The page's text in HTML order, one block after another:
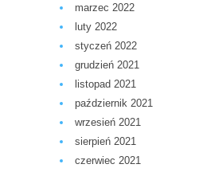
marzec 2022
luty 2022
styczeń 2022
grudzień 2021
listopad 2021
październik 2021
wrzesień 2021
sierpień 2021
czerwiec 2021